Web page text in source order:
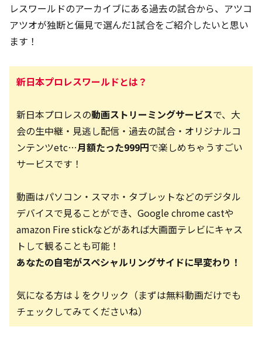
レスワールドのアーカイブにある過去の試合から、アツコ
アツオが独断と偏見で選んだ1試合をご紹介したいと思い
ます！
新日本プロレスワールドとは？
新日本プロレスの動画ストリーミングサービスで、大
会の生中継・見逃し配信・過去の試合・オリジナルコ
ンテンツetc…月額たった999円で楽しめちゃうすごい
サービスです！
動画はパソコン・スマホ・タブレットなどのデジタル
デバイスで見ることができ、Google chrome castや
amazon Fire stickなどがあれば大画面テレビにキャス
トして観ることも可能！
あなたの自宅がスペシャルリングサイドに早変わり！
気になる方は↓をクリック（まずは無料動画だけでも
チェックしてみてくださいね）